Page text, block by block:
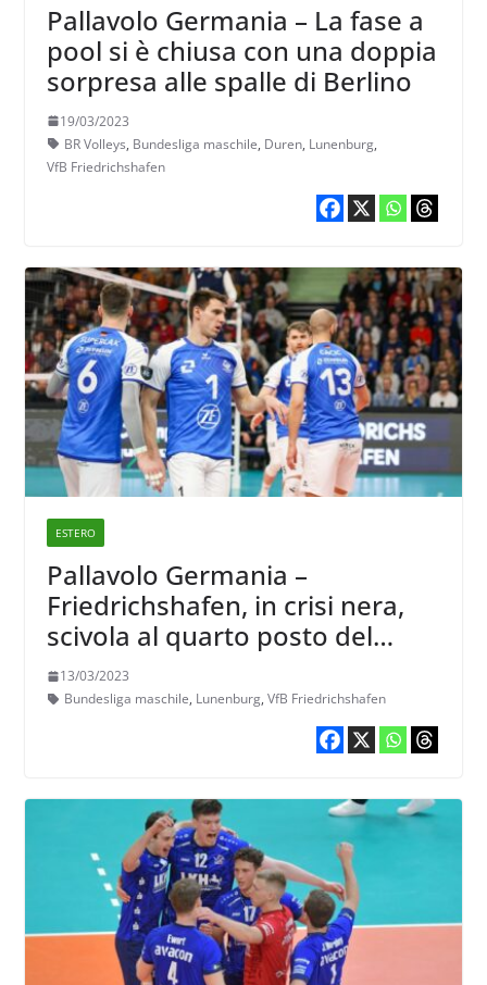
Pallavolo Germania – La fase a
pool si è chiusa con una doppia
sorpresa alle spalle di Berlino
19/03/2023
BR Volleys, Bundesliga maschile, Duren, Lunenburg,
VfB Friedrichshafen
ESTERO
Pallavolo Germania –
Friedrichshafen, in crisi nera,
scivola al quarto posto del
gironcino delle big
13/03/2023
Bundesliga maschile, Lunenburg, VfB Friedrichshafen